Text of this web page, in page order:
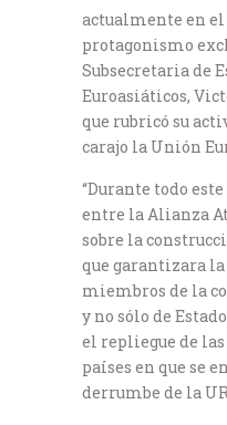
actualmente en el
protagonismo
Subsecretaria de
Euroasiáticos,
que rubricó su
carajo la Unión
“Durante todo
entre la Alianza
sobre la
que garantizara la
miembros de la
y no sólo de
el repliegue de las
países en que se
derrumbe de la